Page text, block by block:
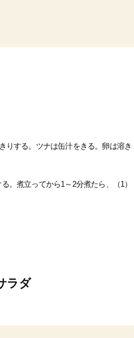
りする。ツナは缶汁をきる。卵は溶き
。煮立ってから1～2分煮たら、（1）
ラダ